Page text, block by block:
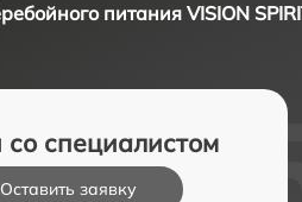
питанияVISION
со специалистом
Оставить заявку